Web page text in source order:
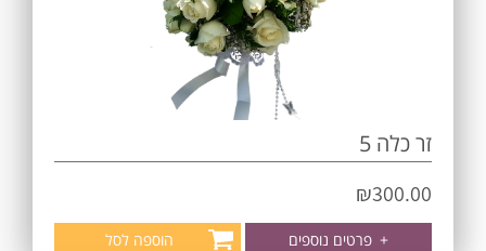
זר כלה 5
₪300.00
+ פרטים נוספים הוספה לסל